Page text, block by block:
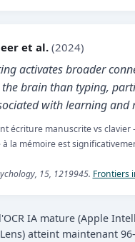
et al. (2024)
activates broader
brain than typing,
with learning and
écriture manuscrite vs
la mémoire est
15, 1219945. Frontiers
l'OCR IA mature (Apple
atteint maintenant